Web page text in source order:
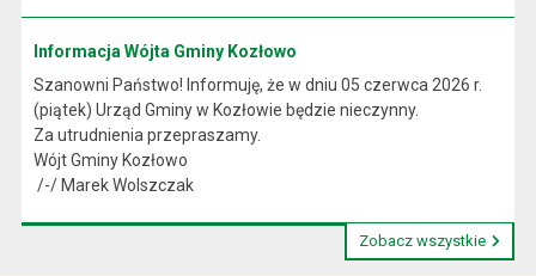
Informacja Wójta Gminy Kozłowo
Szanowni Państwo! Informuję, że w dniu 05 czerwca 2026 r.
(piątek) Urząd Gminy w Kozłowie będzie nieczynny.
Za utrudnienia przepraszamy.
Wójt Gminy Kozłowo
/-/ Marek Wolszczak
Zobacz wszystkie